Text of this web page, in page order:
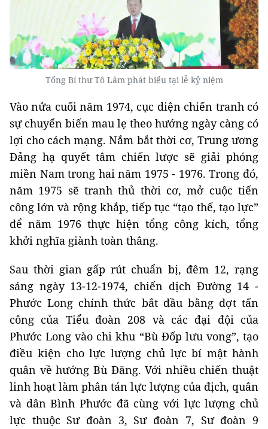
Tổng Bí thư Tô Lâm phát biểu tại lễ kỷ niệm
Vào nửa cuối năm 1974, cục diện chiến tranh có
sự chuyển biến mau lẹ theo hướng ngày càng có
lợi cho cách mạng. Nắm bắt thời cơ, Trung ương
Đảng hạ quyết tâm chiến lược sẽ giải phóng
miền Nam trong hai năm 1975 - 1976. Trong đó,
năm 1975 sẽ tranh thủ thời cơ, mở cuộc tiến
công lớn và rộng khắp, tiếp tục “tạo thế, tạo lực”
để năm 1976 thực hiện tổng công kích, tổng
khởi nghĩa giành toàn thắng.
Sau thời gian gấp rút chuẩn bị, đêm 12, rạng
sáng ngày 13-12-1974, chiến dịch Đường 14 -
Phước Long chính thức bắt đầu bằng đợt tấn
công của Tiểu đoàn 208 và các đại đội của
Phước Long vào chi khu “Bù Đốp lưu vong”, tạo
điều kiện cho lực lượng chủ lực bí mật hành
quân về hướng Bù Đăng. Với nhiều chiến thuật
linh hoạt làm phân tán lực lượng của địch, quân
và dân Bình Phước đã cùng với lực lượng chủ
lực thuộc Sư đoàn 3, Sư đoàn 7, Sư đoàn 9